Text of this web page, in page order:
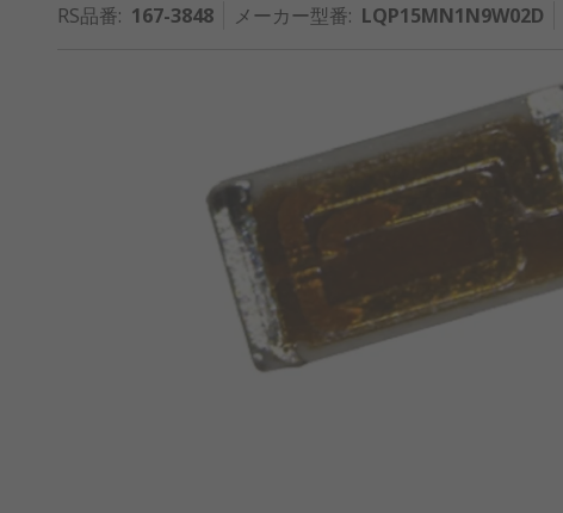
RS品番: 167-3848 メーカー型番: LQP15MN1N9W02D